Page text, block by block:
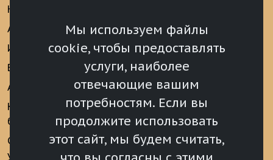
Мы используем файлы
cookie, чтобы предоставлять
услуги, наиболее
отвечающие вашим
потребностям. Если вы
продолжите использовать
этот сайт, мы будем считать,
Новости
Анонсы
Интервью
Видеоматериалы
Аккредитация
Конкурс «Хрустальный
барс»
Сведения о СМИ
учрежденных ВС РХ
аналитические
материалы
Реализация Послания
Президента РФ
Федеральному
Собранию РФ
Местное
самоуправление
Финансы